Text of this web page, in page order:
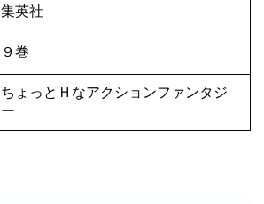
集英社
９巻
ちょっとＨなアクションファンタジ
ー